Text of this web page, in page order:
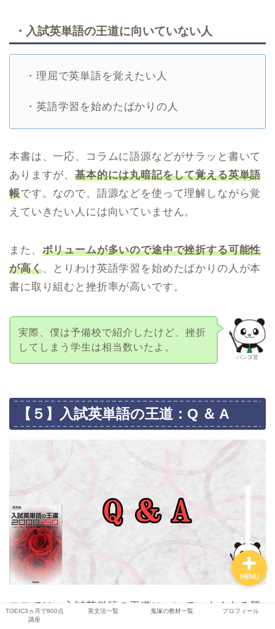
・入試英単語の王道に向いていない人
・理屈で英単語を覚えたい人
・英語学習を始めたばかりの人
本書は、一応、コラムに語源などがサラッと書いて
ありますが、基本的には丸暗記をして覚える英単語
帳です。なので、語源などを使って理解しながら覚
えていきたい人には向いていません。
また、 ボリュームが多いので途中で挫折する可能性
が高く、とりわけ英語学習を始めたばかりの人が本
書に取り組むと挫折率が高いです。
パンダ君
実際、僕は予備校で紹介したけど、挫折
してしまう学生は相当数いたよ。
【５】入試英単語の王道：Q ＆ A
ここでは、入試英単語の王道について、よくある質
問について答えていきます。
TOEIC3ヵ月で800点
講座
英文法一覧 鬼塚の教材一覧 プロフィール
MENU
TOEIC3ヵ月で800点講座
英文法一覧
鬼塚の教材一覧
プロフィール